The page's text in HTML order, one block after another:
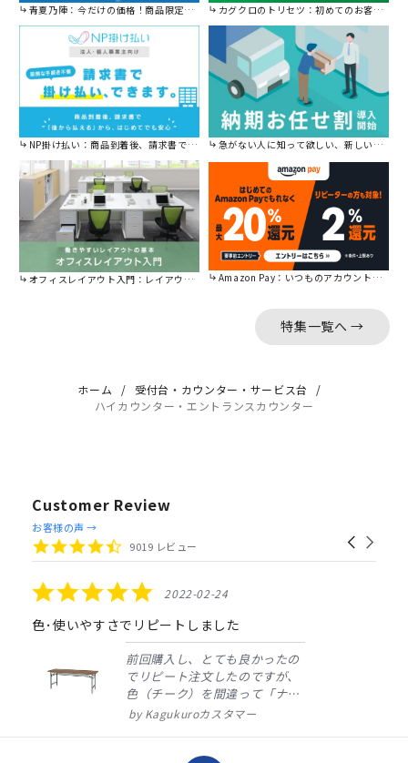
青夏乃陣：今だけの価格！商品限定セール開催中です。 カグクロのトリセツ：初めてのお客様はこちら。
NP掛け払い：商品到着後、請求書で後から払えます。 急がない人に知って欲しい、新しい割引を始めました。
オフィスレイアウト入門：レイアウトの基本をご紹介。 Amazon Pay：いつものアカウントで簡単に決済可能。
特集一覧へ →
ホーム
受付台・カウンター・サービス台
ハイカウンター・エントランスカウンター
Customer Review
Reviews
carousel
Carousel
4.4
star
9019 レビュー
お客様の声 →
5.0
star
rating
2022-02-24
色･使いやすさでリピートしました
前回購入し、とても良かったの
でリピート注文したのですが、
色（チーク）を間違って「ナチ
ュラル」としてしまいました。
Kagukuroカスタマー